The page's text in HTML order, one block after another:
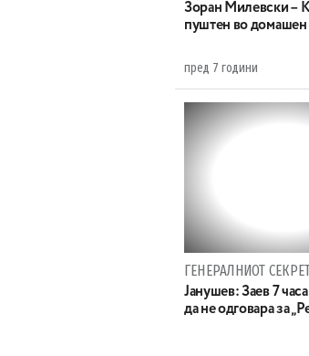
Зоран Милевски –
пуштен во домашен
пред 7 години
Јанушев: Заев 7
да не одговара за